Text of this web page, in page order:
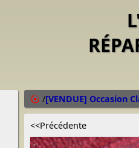
/[VENDUE] Occasion
<<Précédente